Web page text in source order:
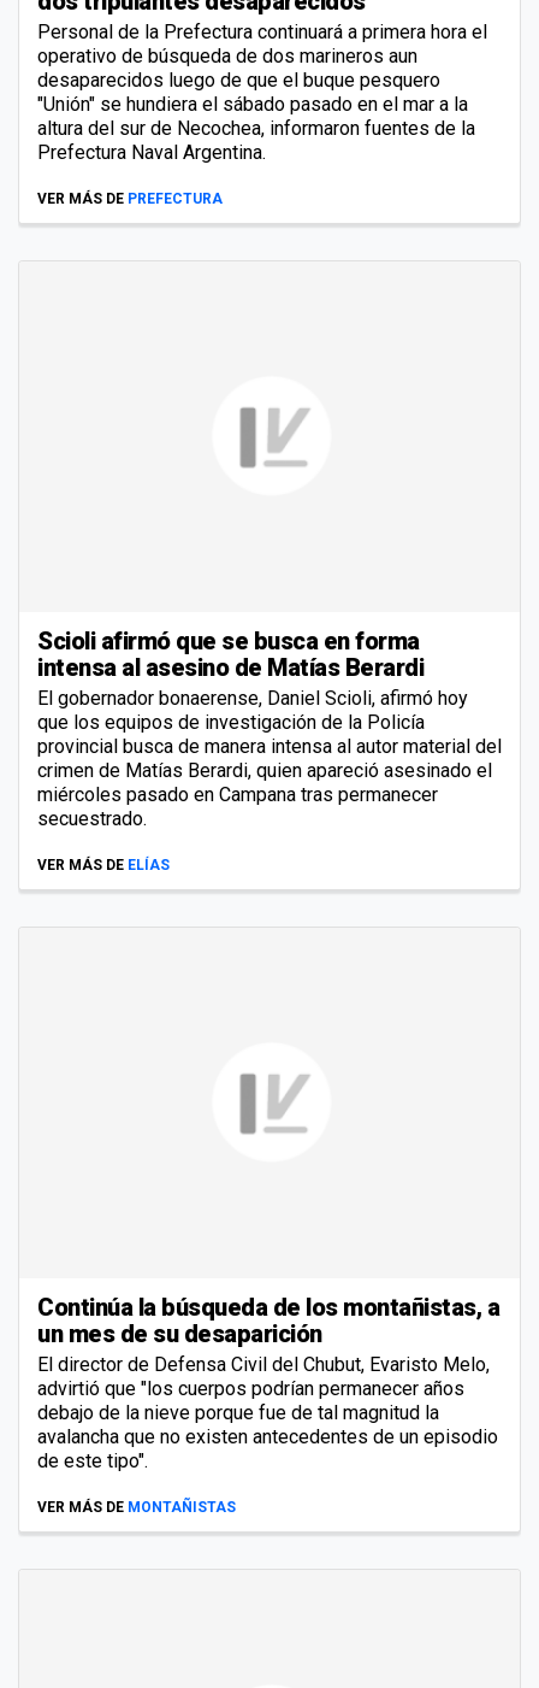
Personal de la Prefectura continuará a primera hora el
operativo de búsqueda de dos marineros aun
desaparecidos luego de que el buque pesquero
"Unión" se hundiera el sábado pasado en el mar a la
altura del sur de Necochea, informaron fuentes de la
Prefectura Naval Argentina.
VER MÁS DE PREFECTURA
Scioli afirmó que se busca en forma
intensa al asesino de Matías Berardi
El gobernador bonaerense, Daniel Scioli, afirmó hoy
que los equipos de investigación de la Policía
provincial busca de manera intensa al autor material del
crimen de Matías Berardi, quien apareció asesinado el
miércoles pasado en Campana tras permanecer
secuestrado.
VER MÁS DE ELÍAS
Continúa la búsqueda de los montañistas, a
un mes de su desaparición
El director de Defensa Civil del Chubut, Evaristo Melo,
advirtió que "los cuerpos podrían permanecer años
debajo de la nieve porque fue de tal magnitud la
avalancha que no existen antecedentes de un episodio
de este tipo".
VER MÁS DE MONTAÑISTAS